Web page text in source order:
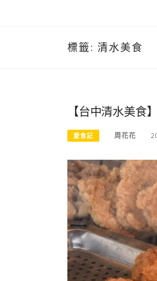
標籤: 清水美食
【台中清水美食
愛食記 周花花